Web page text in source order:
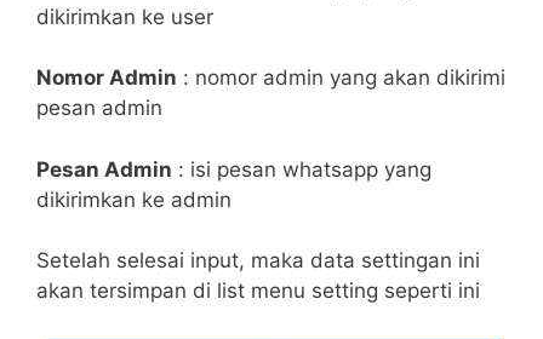
dikirimkan ke user
Nomor Admin : nomor admin yang akan dikirimi
pesan admin
Pesan Admin : isi pesan whatsapp yang
dikirimkan ke admin
Setelah selesai input, maka data settingan ini
akan tersimpan di list menu setting seperti ini